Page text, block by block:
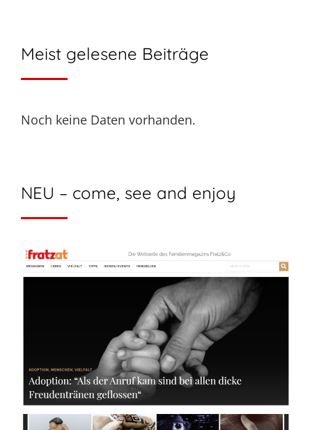
Meist gelesene Beiträge
Noch keine Daten vorhanden.
NEU – come, see and enjoy